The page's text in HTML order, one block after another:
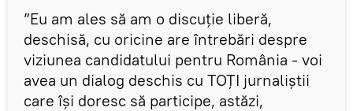
”Eu am ales să am o discuție liberă,
deschisă, cu oricine are întrebări despre
viziunea candidatului pentru România - voi
avea un dialog deschis cu TOȚI jurnaliștii
care își doresc să participe, astăzi,